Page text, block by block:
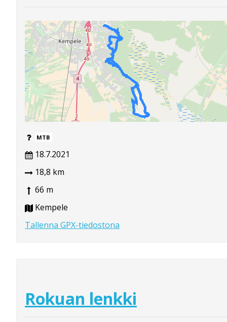
MTB
18.7.2021
18,8 km
66 m
Kempele
Tallenna GPX-tiedostona
Rokuan lenkki